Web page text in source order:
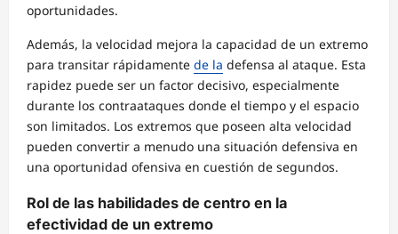
oportunidades.
Además, la velocidad mejora la capacidad de un extremo
para transitar rápidamente de la defensa al ataque. Esta
rapidez puede ser un factor decisivo, especialmente
durante los contraataques donde el tiempo y el espacio
son limitados. Los extremos que poseen alta velocidad
pueden convertir a menudo una situación defensiva en
una oportunidad ofensiva en cuestión de segundos.
Rol de las habilidades de centro en la
efectividad de un extremo